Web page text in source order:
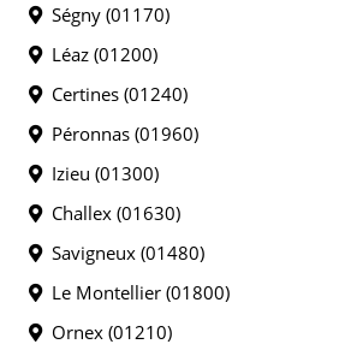
Ségny (01170)
Léaz (01200)
Certines (01240)
Péronnas (01960)
Izieu (01300)
Challex (01630)
Savigneux (01480)
Le Montellier (01800)
Ornex (01210)